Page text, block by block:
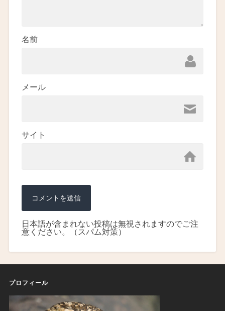
名前
メール
サイト
日本語が含まれない投稿は無視されますのでご注
意ください。（スパム対策）
プロフィール